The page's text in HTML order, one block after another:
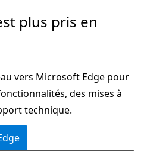
plus pris en
vers Microsoft Edge pour
des mises à
technique.